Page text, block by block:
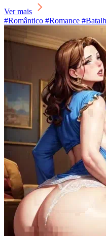
Ver mais
#Romântico #Romance